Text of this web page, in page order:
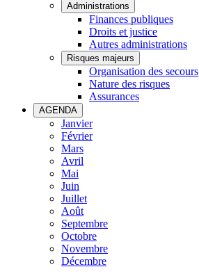
Administrations
Finances publiques
Droits et justice
Autres administrations
Risques majeurs
Organisation des secours
Nature des risques
Assurances
AGENDA
Janvier
Février
Mars
Avril
Mai
Juin
Juillet
Août
Septembre
Octobre
Novembre
Décembre